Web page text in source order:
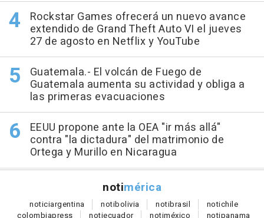
Rockstar Games ofrecerá un nuevo avance
extendido de Grand Theft Auto VI el jueves
27 de agosto en Netflix y YouTube
Guatemala.- El volcán de Fuego de
Guatemala aumenta su actividad y obliga a
las primeras evacuaciones
EEUU propone ante la OEA "ir más allá"
contra "la dictadura" del matrimonio de
Ortega y Murillo en Nicaragua
notimérica
noticiargentina notibolivia notibrasil notichile
colombiapress notiecuador notiméxico notipanama